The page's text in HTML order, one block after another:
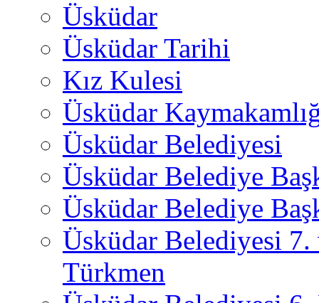
Üsküdar
Üsküdar Tarihi
Kız Kulesi
Üsküdar
Üsküdar Belediyesi
Üsküdar Belediye
Üsküdar Belediye
Üsküdar Belediyesi
Türkmen